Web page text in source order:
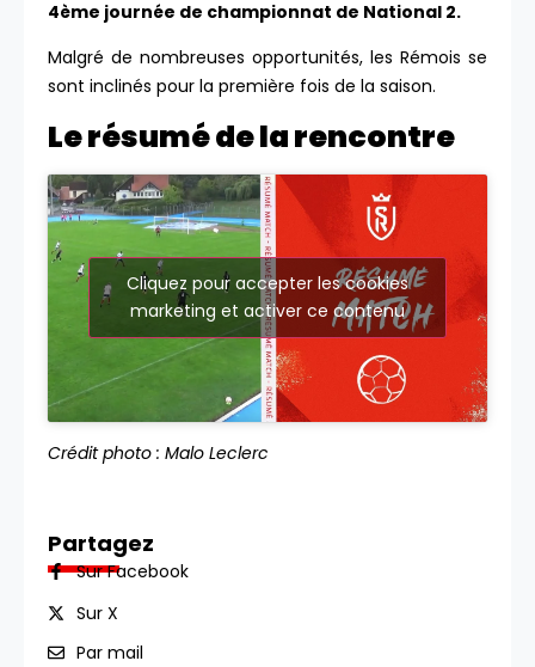
4ème journée de championnat de National 2.
Malgré de nombreuses opportunités, les Rémois se
sont inclinés pour la première fois de la saison.
Le résumé de la rencontre
Cliquez pour accepter les cookies
marketing et activer ce contenu
Crédit photo : Malo Leclerc
Partagez
Sur Facebook
Sur X
Par mail